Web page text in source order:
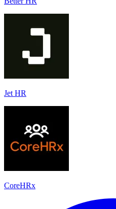
Jet HR
CoreHRx